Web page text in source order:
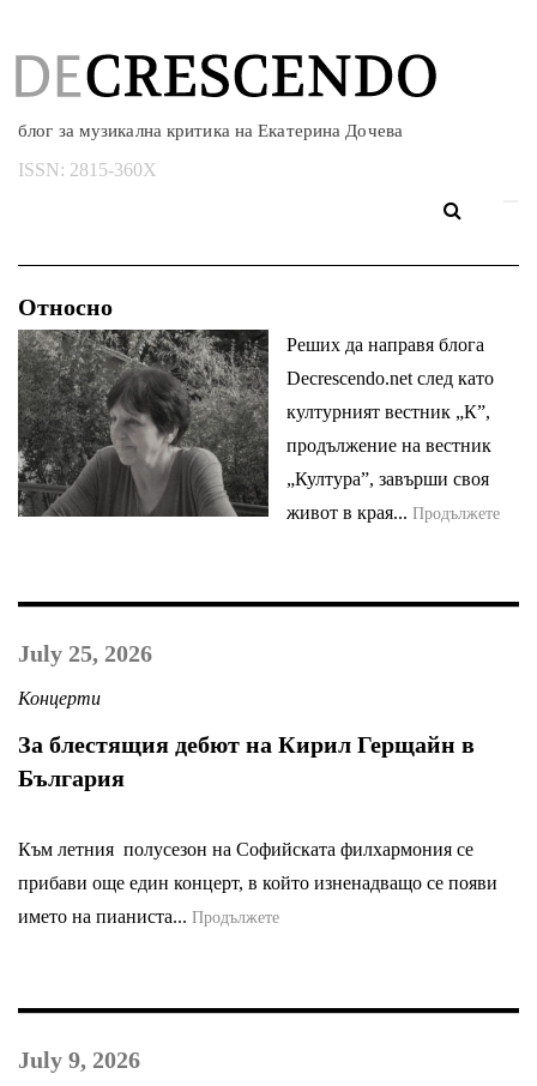
блог за музикална критика на Екатерина Дочева
ISSN: 2815-360X
Относно
Реших да направя блога
Decrescendo.net след като
културният вестник „К”,
продължение на вестник
„Култура”, завърши своя
живот в края... Продължете
July 25, 2026
Концерти
За блестящия дебют на Кирил Герщайн в
България
Към летния полусезон на Софийската филхармония се
прибави още един концерт, в който изненадващо се появи
името на пианиста... Продължете
July 9, 2026